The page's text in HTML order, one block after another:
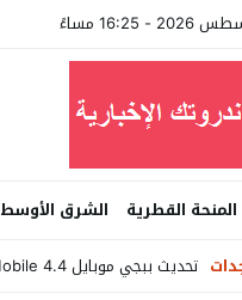
المنحة القطرية الشرق الأوسط
تحديث ببجي موبايل PUBG Mobile 4.4 الرسمي يصل بميزات خرافية وخرائط _